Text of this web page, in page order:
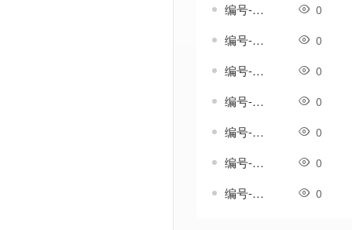
编号-雨纹套-传奇一体剑甲素材 0
编号-雨织纹套-传奇一体剑甲素材 0
编号-雪歌套-传奇一体剑甲素材 0
编号-雪澜套-传奇一体剑甲素材 0
编号-霄影套-传奇一体剑甲素材 0
编号-霞光温热套-传奇一体剑甲素材 0
编号-韵鸣套-传奇一体剑甲素材 0